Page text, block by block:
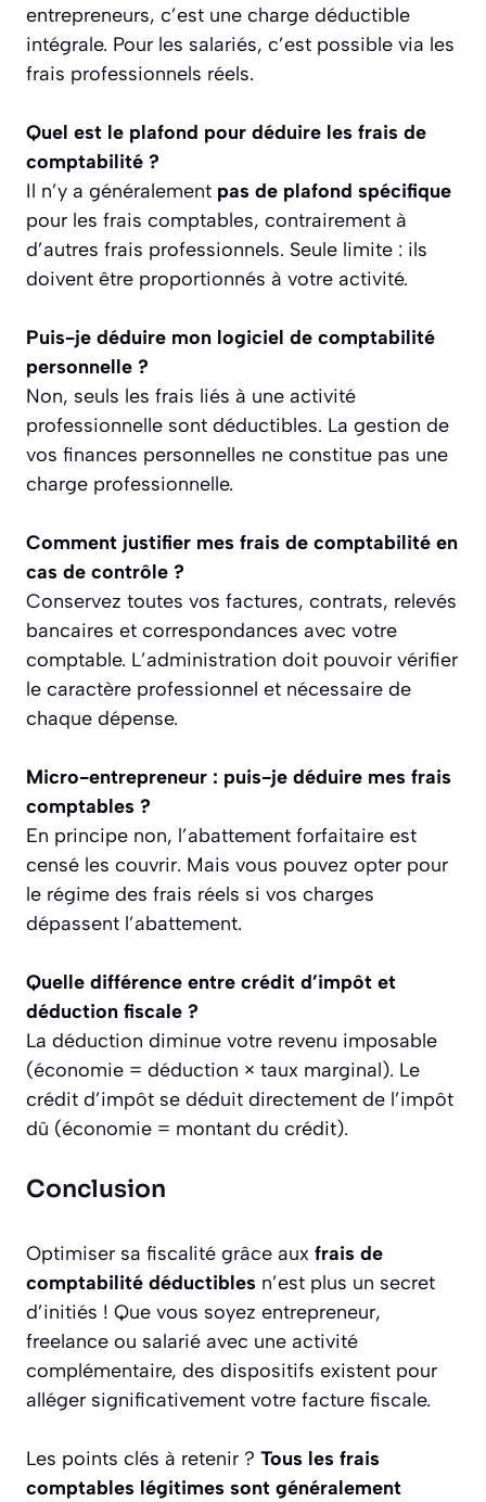
entrepreneurs, c’est une charge déductible
intégrale. Pour les salariés, c’est possible via les
frais professionnels réels.
Quel est le plafond pour déduire les frais de
comptabilité ?
Il n’y a généralement pas de plafond spécifique
pour les frais comptables, contrairement à
d’autres frais professionnels. Seule limite : ils
doivent être proportionnés à votre activité.
Puis-je déduire mon logiciel de comptabilité
personnelle ?
Non, seuls les frais liés à une activité
professionnelle sont déductibles. La gestion de
vos finances personnelles ne constitue pas une
charge professionnelle.
Comment justifier mes frais de comptabilité en
cas de contrôle ?
Conservez toutes vos factures, contrats, relevés
bancaires et correspondances avec votre
comptable. L’administration doit pouvoir vérifier
le caractère professionnel et nécessaire de
chaque dépense.
Micro-entrepreneur : puis-je déduire mes frais
comptables ?
En principe non, l’abattement forfaitaire est
censé les couvrir. Mais vous pouvez opter pour
le régime des frais réels si vos charges
dépassent l’abattement.
Quelle différence entre crédit d’impôt et
déduction fiscale ?
La déduction diminue votre revenu imposable
(économie = déduction × taux marginal). Le
crédit d’impôt se déduit directement de l’impôt
dû (économie = montant du crédit).
Conclusion
Optimiser sa fiscalité grâce aux frais de
comptabilité déductibles n’est plus un secret
d’initiés ! Que vous soyez entrepreneur,
freelance ou salarié avec une activité
complémentaire, des dispositifs existent pour
alléger significativement votre facture fiscale.
Les points clés à retenir ? Tous les frais
comptables légitimes sont généralement